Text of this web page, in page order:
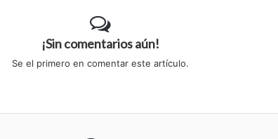
¡Sin comentarios aún!
Se el primero en comentar este artículo.